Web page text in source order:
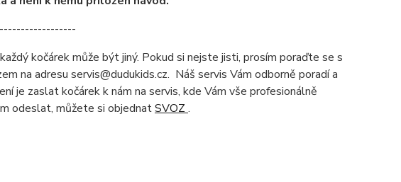
kočárek může být jiný. Pokud si nejste jisti, prosím poraďte se s
na adresu servis@dudukids.cz. Náš servis Vám odborně poradí a
je zaslat kočárek k nám na servis, kde Vám vše profesionálně
odeslat, můžete si objednatSVOZ .